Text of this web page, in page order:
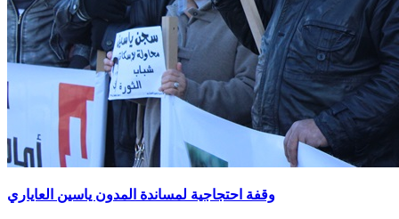
وقفة احتجاجية لمساندة المدون ياسين العاياري